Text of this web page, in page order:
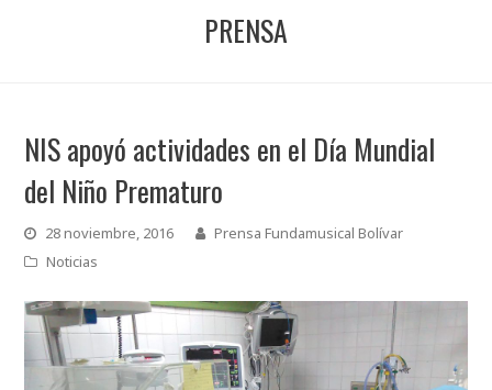
PRENSA
NIS apoyó actividades en el Día Mundial
del Niño Prematuro
28 noviembre, 2016
Prensa Fundamusical Bolívar
Noticias